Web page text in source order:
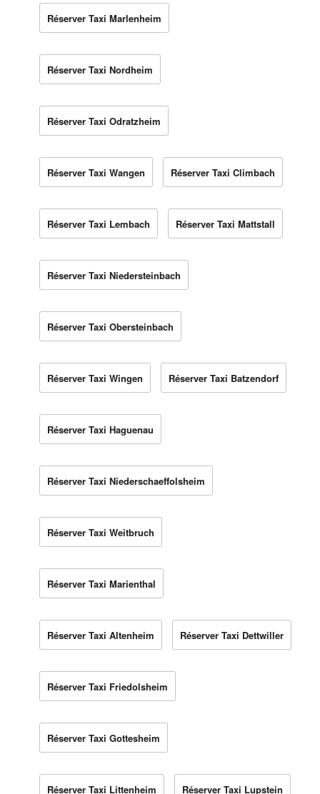
Réserver Taxi Marlenheim
Réserver Taxi Nordheim
Réserver Taxi Odratzheim
Réserver Taxi Wangen Réserver Taxi Climbach
Réserver Taxi Lembach Réserver Taxi Mattstall
Réserver Taxi Niedersteinbach
Réserver Taxi Obersteinbach
Réserver Taxi Wingen Réserver Taxi Batzendorf
Réserver Taxi Haguenau
Réserver Taxi Niederschaeffolsheim
Réserver Taxi Weitbruch
Réserver Taxi Marienthal
Réserver Taxi Altenheim Réserver Taxi Dettwiller
Réserver Taxi Friedolsheim
Réserver Taxi Gottesheim
Réserver Taxi Littenheim Réserver Taxi Lupstein